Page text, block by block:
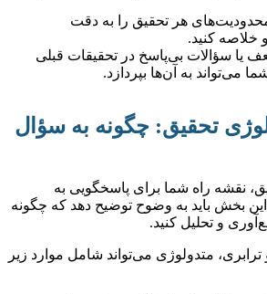
هر تحقیق را به دقت
خلاصه کنید.
یا سؤالات بی‌پاسخ در تحقیقات قبلی
می‌تواند به آن‌ها بپردازد.
تحقیق: چگونه به سؤال
نقشه راه شما برای پاسخگویی به
بخش باید به وضوح توضیح دهد که چگونه
و تحلیل کنید.
متدولوژی می‌تواند شامل موارد زیر